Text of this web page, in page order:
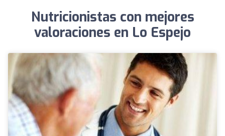
Nutricionistas con mejores
valoraciones en Lo Espejo